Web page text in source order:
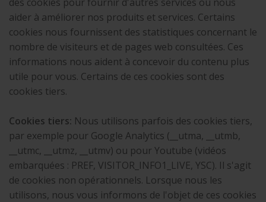
aider à améliorer nos produits et services. Certains
cookies nous fournissent des statistiques concernant le
nombre de visiteurs et de pages web consultées. Ces
informations nous aident à concevoir du contenu plus
utile pour vous. Certains de ces cookies sont des
cookies tiers.
Cookies tiers: Nous utilisons parfois des cookies tiers,
par exemple pour Google Analytics (__utma, __utmb,
__utmc, __utmz, __utmv) ou pour Youtube (vidéos
embarquées : PREF, VISITOR_INFO1_LIVE, YSC). Il s'agit
de cookies non opérationnels. Lorsque nous les
utilisons, nous vous informons de l'objet de ces cookies